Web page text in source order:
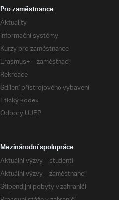
Pro zaměstnance
Aktuality
Informační systémy
Kurzy pro zaměstnance
Erasmus+ – zaměstnaci
Rekreace
Sdílení přístrojového vybavení
Etický kodex
Odbory UJEP
Mezinárodní spolupráce
Aktuální výzvy – studenti
Aktuální výzvy – zaměstnanci
Stipendijní pobyty v zahraničí